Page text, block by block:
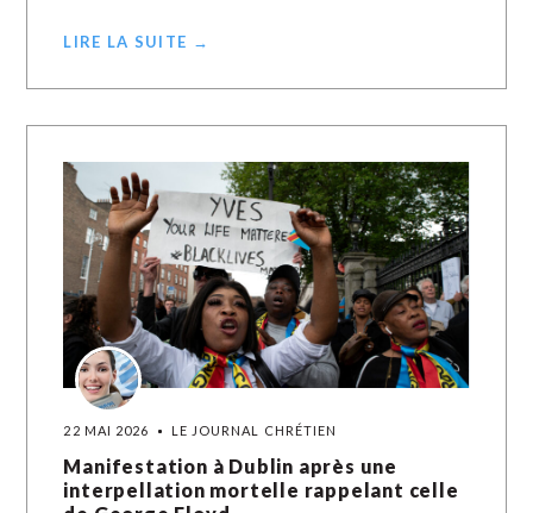
LIRE LA SUITE →
22 MAI 2026 LE JOURNAL CHRÉTIEN
Manifestation à Dublin après une
interpellation mortelle rappelant celle